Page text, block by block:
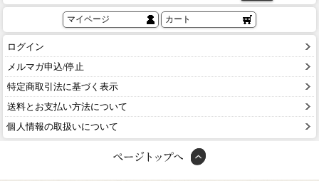
マイページ カート
ログイン
メルマガ申込/停止
特定商取引法に基づく表示
送料とお支払い方法について
個人情報の取扱いについて